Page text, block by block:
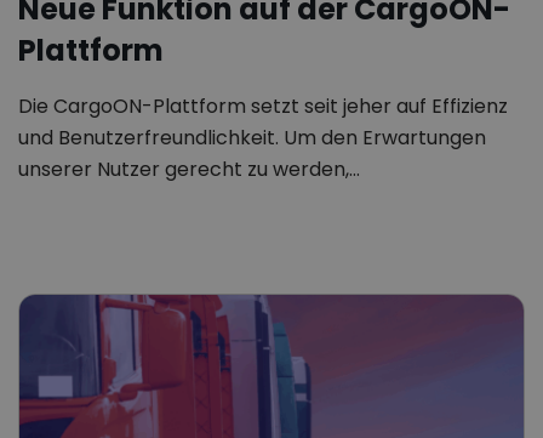
Neue Funktion auf der CargoON-
Plattform
Die CargoON-Plattform setzt seit jeher auf Effizienz
und Benutzerfreundlichkeit. Um den Erwartungen
unserer Nutzer gerecht zu werden,…